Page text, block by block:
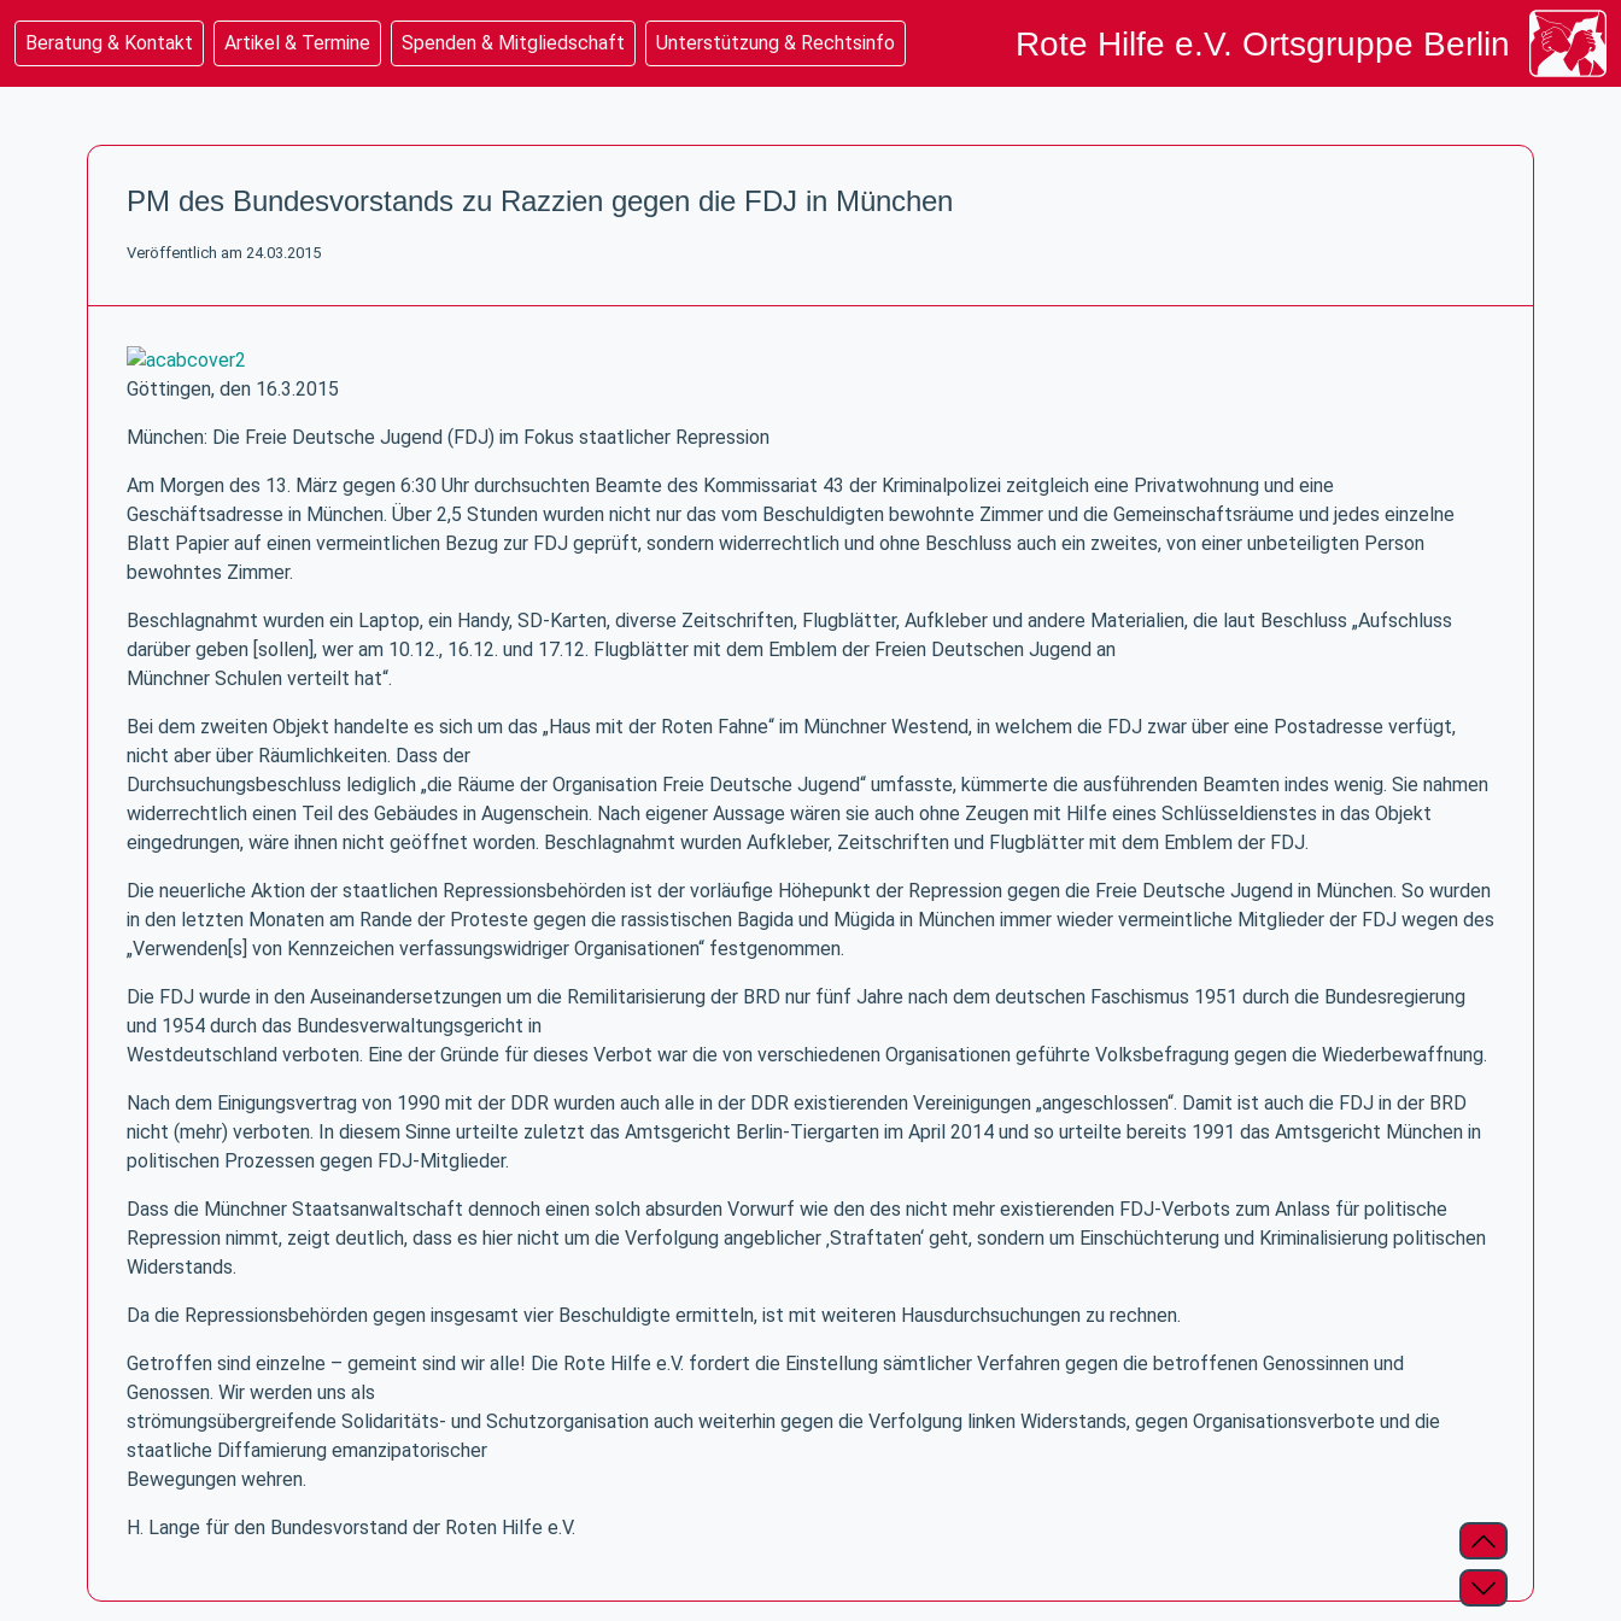
Beratung & Kontakt Artikel & Termine Spenden & Mitgliedschaft Unterstützung & Rechtsinfo Rote Hilfe e.V. Ortsgruppe Berlin
Artikel & Termine
Spenden & Mitgliedschaft
Unterstützung & Rechtsinfo
PM des Bundesvorstands zu Razzien gegen die FDJ in München
Veröffentlich am 24.03.2015
Göttingen, den 16.3.2015
München: Die Freie Deutsche Jugend (FDJ) im Fokus staatlicher Repression
Am Morgen des 13. März gegen 6:30 Uhr durchsuchten Beamte des Kommissariat 43 der Kriminalpolizei zeitgleich eine Privatwohnung und eine
Geschäftsadresse in München. Über 2,5 Stunden wurden nicht nur das vom Beschuldigten bewohnte Zimmer und die Gemeinschaftsräume und jedes einzelne
Blatt Papier auf einen vermeintlichen Bezug zur FDJ geprüft, sondern widerrechtlich und ohne Beschluss auch ein zweites, von einer unbeteiligten Person
bewohntes Zimmer.
Beschlagnahmt wurden ein Laptop, ein Handy, SD-Karten, diverse Zeitschriften, Flugblätter, Aufkleber und andere Materialien, die laut Beschluss „Aufschluss
darüber geben [sollen], wer am 10.12., 16.12. und 17.12. Flugblätter mit dem Emblem der Freien Deutschen Jugend an
Münchner Schulen verteilt hat“.
Bei dem zweiten Objekt handelte es sich um das „Haus mit der Roten Fahne“ im Münchner Westend, in welchem die FDJ zwar über eine Postadresse verfügt,
nicht aber über Räumlichkeiten. Dass der
Durchsuchungsbeschluss lediglich „die Räume der Organisation Freie Deutsche Jugend“ umfasste, kümmerte die ausführenden Beamten indes wenig. Sie nahmen
widerrechtlich einen Teil des Gebäudes in Augenschein. Nach eigener Aussage wären sie auch ohne Zeugen mit Hilfe eines Schlüsseldienstes in das Objekt
eingedrungen, wäre ihnen nicht geöffnet worden. Beschlagnahmt wurden Aufkleber, Zeitschriften und Flugblätter mit dem Emblem der FDJ.
Die neuerliche Aktion der staatlichen Repressionsbehörden ist der vorläufige Höhepunkt der Repression gegen die Freie Deutsche Jugend in München. So wurden
in den letzten Monaten am Rande der Proteste gegen die rassistischen Bagida und Mügida in München immer wieder vermeintliche Mitglieder der FDJ wegen des
„Verwenden[s] von Kennzeichen verfassungswidriger Organisationen“ festgenommen.
Die FDJ wurde in den Auseinandersetzungen um die Remilitarisierung der BRD nur fünf Jahre nach dem deutschen Faschismus 1951 durch die Bundesregierung
und 1954 durch das Bundesverwaltungsgericht in
Westdeutschland verboten. Eine der Gründe für dieses Verbot war die von verschiedenen Organisationen geführte Volksbefragung gegen die Wiederbewaffnung.
Nach dem Einigungsvertrag von 1990 mit der DDR wurden auch alle in der DDR existierenden Vereinigungen „angeschlossen“. Damit ist auch die FDJ in der BRD
nicht (mehr) verboten. In diesem Sinne urteilte zuletzt das Amtsgericht Berlin-Tiergarten im April 2014 und so urteilte bereits 1991 das Amtsgericht München in
politischen Prozessen gegen FDJ-Mitglieder.
Dass die Münchner Staatsanwaltschaft dennoch einen solch absurden Vorwurf wie den des nicht mehr existierenden FDJ-Verbots zum Anlass für politische
Repression nimmt, zeigt deutlich, dass es hier nicht um die Verfolgung angeblicher ‚Straftaten‘ geht, sondern um Einschüchterung und Kriminalisierung politischen
Widerstands.
Da die Repressionsbehörden gegen insgesamt vier Beschuldigte ermitteln, ist mit weiteren Hausdurchsuchungen zu rechnen.
Getroffen sind einzelne – gemeint sind wir alle! Die Rote Hilfe e.V. fordert die Einstellung sämtlicher Verfahren gegen die betroffenen Genossinnen und
Genossen. Wir werden uns als
strömungsübergreifende Solidaritäts- und Schutzorganisation auch weiterhin gegen die Verfolgung linken Widerstands, gegen Organisationsverbote und die
staatliche Diffamierung emanzipatorischer
Bewegungen wehren.
H. Lange für den Bundesvorstand der Roten Hilfe e.V.